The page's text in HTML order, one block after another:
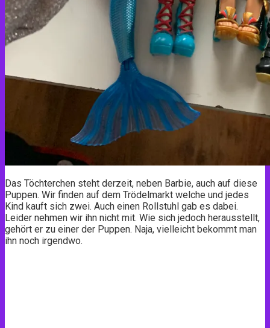
Das Töchterchen steht derzeit, neben Barbie, auch auf diese
Puppen. Wir finden auf dem Trödelmarkt welche und jedes
Kind kauft sich zwei. Auch einen Rollstuhl gab es dabei.
Leider nehmen wir ihn nicht mit. Wie sich jedoch herausstellt,
gehört er zu einer der Puppen. Naja, vielleicht bekommt man
ihn noch irgendwo.